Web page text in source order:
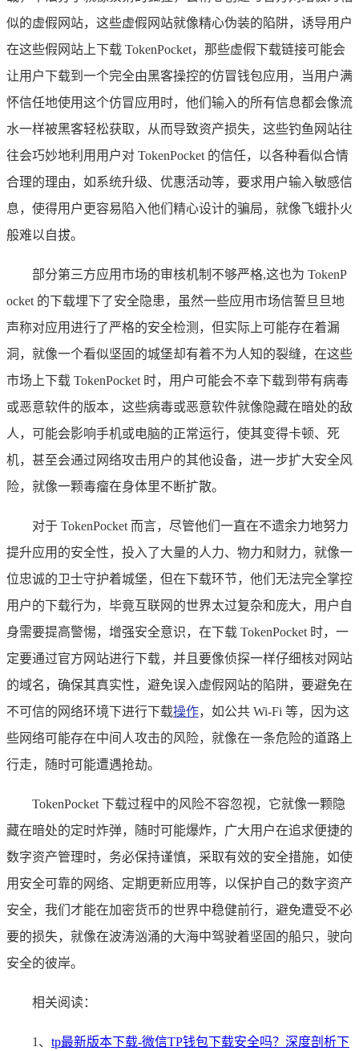
似的虚假网站，这些虚假网站就像精心伪装的陷阱，诱导用户
在这些假网站上下载 TokenPocket，那些虚假下载链接可能会
让用户下载到一个完全由黑客操控的仿冒钱包应用，当用户满
怀信任地使用这个仿冒应用时，他们输入的所有信息都会像流
水一样被黑客轻松获取，从而导致资产损失，这些钓鱼网站往
往会巧妙地利用用户对 TokenPocket 的信任，以各种看似合情
合理的理由，如系统升级、优惠活动等，要求用户输入敏感信
息，使得用户更容易陷入他们精心设计的骗局，就像飞蛾扑火
般难以自拔。
部分第三方应用市场的审核机制不够严格,这也为 TokenP
ocket 的下载埋下了安全隐患，虽然一些应用市场信誓旦旦地
声称对应用进行了严格的安全检测，但实际上可能存在着漏
洞，就像一个看似坚固的城堡却有着不为人知的裂缝，在这些
市场上下载 TokenPocket 时，用户可能会不幸下载到带有病毒
或恶意软件的版本，这些病毒或恶意软件就像隐藏在暗处的敌
人，可能会影响手机或电脑的正常运行，使其变得卡顿、死
机，甚至会通过网络攻击用户的其他设备，进一步扩大安全风
险，就像一颗毒瘤在身体里不断扩散。
对于 TokenPocket 而言，尽管他们一直在不遗余力地努力
提升应用的安全性，投入了大量的人力、物力和财力，就像一
位忠诚的卫士守护着城堡，但在下载环节，他们无法完全掌控
用户的下载行为，毕竟互联网的世界太过复杂和庞大，用户自
身需要提高警惕，增强安全意识，在下载 TokenPocket 时，一
定要通过官方网站进行下载，并且要像侦探一样仔细核对网站
的域名，确保其真实性，避免误入虚假网站的陷阱，要避免在
不可信的网络环境下进行下载操作，如公共 Wi-Fi 等，因为这
些网络可能存在中间人攻击的风险，就像在一条危险的道路上
行走，随时可能遭遇抢劫。
TokenPocket 下载过程中的风险不容忽视，它就像一颗隐
藏在暗处的定时炸弹，随时可能爆炸，广大用户在追求便捷的
数字资产管理时，务必保持谨慎，采取有效的安全措施，如使
用安全可靠的网络、定期更新应用等，以保护自己的数字资产
安全，我们才能在加密货币的世界中稳健前行，避免遭受不必
要的损失，就像在波涛汹涌的大海中驾驶着坚固的船只，驶向
安全的彼岸。
相关阅读：
1、 tp最新版本下载-微信TP钱包下载安全吗？深度剖析下